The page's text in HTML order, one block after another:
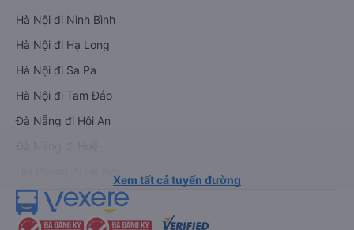
Hà Nội đi Ninh Bình
Hà Nội đi Hạ Long
Hà Nội đi Sa Pa
Hà Nội đi Tam Đảo
Đà Nẵng đi Hội An
Xem tất cả tuyến đường